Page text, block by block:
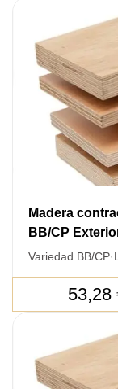
Madera
BB/CP
Variedad BB/CP·
53,28